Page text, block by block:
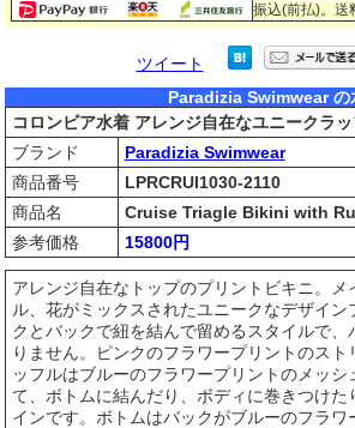
振込(前払)。送
ツイート
Paradizia Swimwear の
コロンビア水着 アレンジ自在なユニークラ
ブランド
Paradizia Swimwear
商品番号
LPRCRUI1030-2110
商品名
Cruise Triagle Bikini with
参考価格
15800円
アレンジ自在なトップのプリントビキニ。
ル、花がミックスされたユニークなデザイ
クとバックで紐を結んで留めるスタイルで
りません。ピンクのフラワープリントのス
ッフルはブルーのフラワープリントのメッ
て、ボトムに結んだり、ボディに巻きつけ
インです。ボトムはバックがブルーのフラ